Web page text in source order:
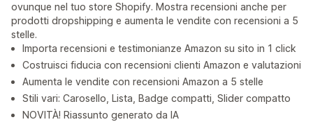
ovunque nel tuo store Shopify. Mostra recensioni anche per
prodotti dropshipping e aumenta le vendite con recensioni a 5
stelle.
Importa recensioni e testimonianze Amazon su sito in 1 click
Costruisci fiducia con recensioni clienti Amazon e valutazioni
Aumenta le vendite con recensioni Amazon a 5 stelle
Stili vari: Carosello, Lista, Badge compatti, Slider compatto
NOVITÀ! Riassunto generato da IA